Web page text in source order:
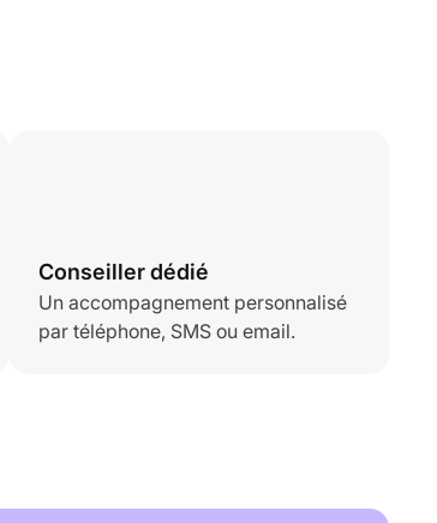
Conseiller dédié
Un accompagnement personnalisé
par téléphone, SMS ou email.